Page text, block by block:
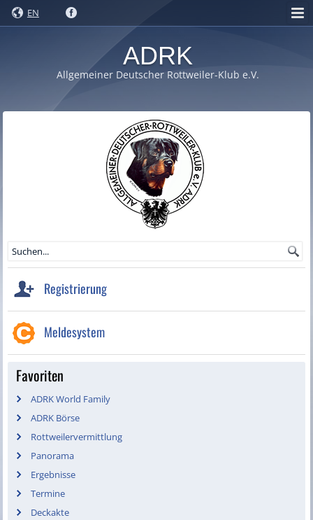
EN
ADRK
Allgemeiner Deutscher Rottweiler-Klub e.V.
Registrierung
Meldesystem
Favoriten
ADRK World Family
ADRK Börse
Rottweilervermittlung
Panorama
Ergebnisse
Termine
Deckakte